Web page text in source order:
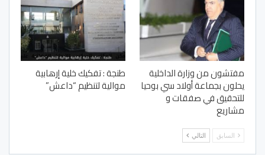
مفتشون من وزارة الداخلية
يحلون بجماعة أولاد سي بوحيا
للتحقيق في صفقات و
مشاريع
طنجة : تفكيك خلية إرهابية
موالية لتنظيم “داعش”
السابق التالي